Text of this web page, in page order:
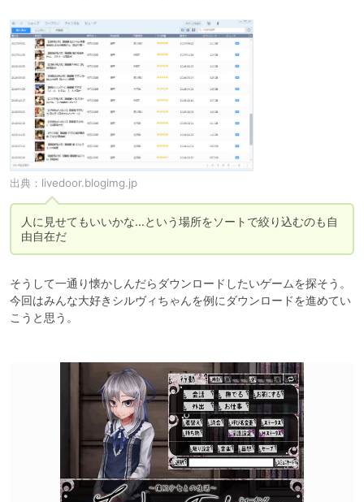
出典： livedoor.blogimg.jp
人に見せてもいいかな…という場所をソートで絞り込むのも自
由自在だ
そうして一通り懐かしんだらダウンロードしたいゲームを探そう。
今回はみんな大好きシルヴィちゃんを例にダウンロードを進めてい
こうと思う。